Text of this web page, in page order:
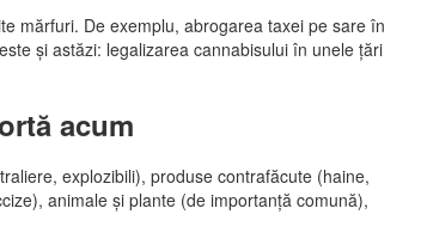
mărfuri. De exemplu, abrogarea taxei pe sare în
și astăzi: legalizarea cannabisului în unele țări
acum
explozibili), produse contrafăcute (haine,
animale și plante (de importanță comună),